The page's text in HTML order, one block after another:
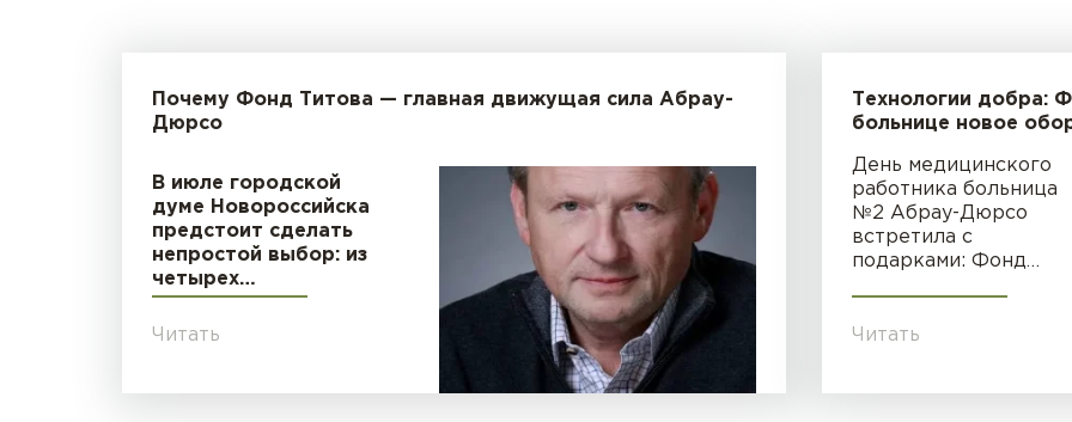
Почему Фонд Титова — главная движущая сила Абрау-
Дюрсо
В июле городской
думе Новороссийска
предстоит сделать
непростой выбор: из
четырех…
Читать
Технологии добра:
больнице новое
День медицинского
работника больница
№2 Абрау-Дюрсо
встретила с
подарками: Фонд…
Читать